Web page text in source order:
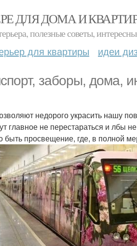
ДЛЯ ДОМА И
полезные советы,
для квартиры идеи
заборы, дома,
недорого украсить нашу
главное не перестараться и лбы
быть просвещение, где, в полной